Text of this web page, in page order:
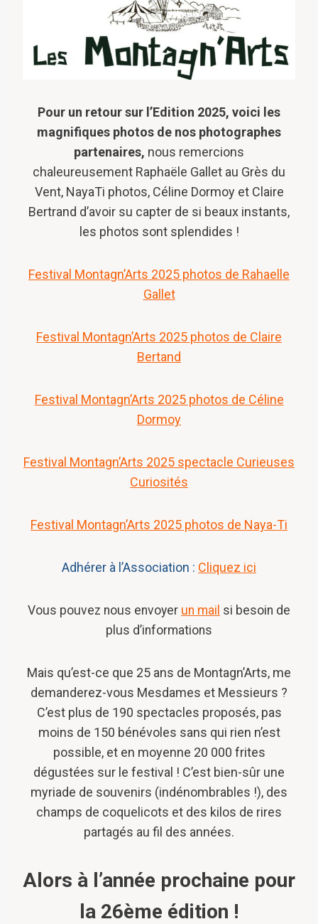
Pour un retour sur l’Edition 2025, voici les
magnifiques photos de nos photographes
partenaires, nous remercions
chaleureusement Raphaële Gallet au Grès du
Vent, NayaTi photos, Céline Dormoy et Claire
Bertrand d’avoir su capter de si beaux instants,
les photos sont splendides !
Festival Montagn’Arts 2025 photos de Rahaelle
Gallet
Festival Montagn’Arts 2025 photos de Claire
Bertand
Festival Montagn’Arts 2025 photos de Céline
Dormoy
Festival Montagn’Arts 2025 spectacle Curieuses
Curiosités
Festival Montagn’Arts 2025 photos de Naya-Ti
Adhérer à l’Association : Cliquez ici
Vous pouvez nous envoyer un mail si besoin de
plus d’informations
Mais qu’est-ce que 25 ans de Montagn’Arts, me
demanderez-vous Mesdames et Messieurs ?
C’est plus de 190 spectacles proposés, pas
moins de 150 bénévoles sans qui rien n’est
possible, et en moyenne 20 000 frites
dégustées sur le festival ! C’est bien-sûr une
myriade de souvenirs (indénombrables !), des
champs de coquelicots et des kilos de rires
partagés au fil des années.
Alors à l’année prochaine pour
la 26ème édition !